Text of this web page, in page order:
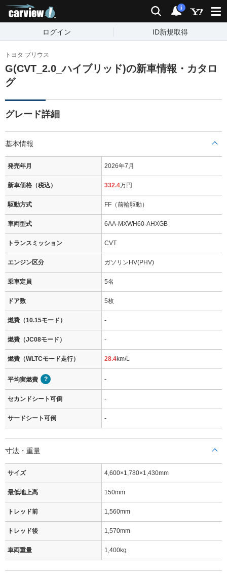
検索 通知
i
ログイン ID新規取得
トヨタ プリウス
G(CVT_2.0_ハイブリッド)の新車情報・カタロ
グ
グレード詳細
基本情報
発売年月 2026年7月
新車価格（税込） 332.4万円
駆動方式 FF（前輪駆動）
車両型式 6AA-MXWH60-AHXGB
トランスミッション CVT
エンジン区分 ガソリンHV(PHV)
乗車定員 5名
ドア数 5枚
燃費（10.15モード） -
燃費（JC08モード） -
燃費（WLTCモード走行） 28.4km/L
平均実燃費 -
セカンドシート可倒 -
サードシート可倒 -
寸法・重量
サイズ 4,600×1,780×1,430mm
最低地上高 150mm
トレッド前 1,560mm
トレッド後 1,570mm
車両重量 1,400kg